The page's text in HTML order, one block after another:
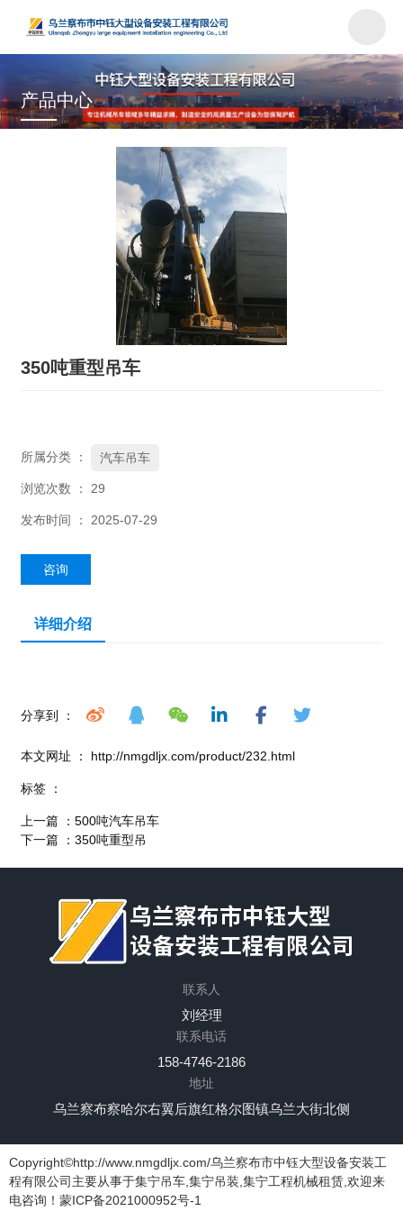
产品中心
汽车吊车 /350吨重型吊车
350吨重型吊车
所属分类 ： 汽车吊车
浏览次数 ： 29
发布时间 ： 2025-07-29
咨询
详细介绍
分享到 ：
本文网址 ： http://nmgdljx.com/product/232.html
标签 ：
上一篇 ：500吨汽车吊车
下一篇 ：350吨重型吊
产品中心 新闻中心
联系人
刘经理
联系电话
158-4746-2186
地址
乌兰察布察哈尔右翼后旗红格尔图镇乌兰大街北侧
Copyright©http://www.nmgdljx.com/乌兰察布市中钰大型设备安装工
程有限公司主要从事于集宁吊车,集宁吊装,集宁工程机械租赁,欢迎来
电咨询！ 蒙ICP备2021000952号-1